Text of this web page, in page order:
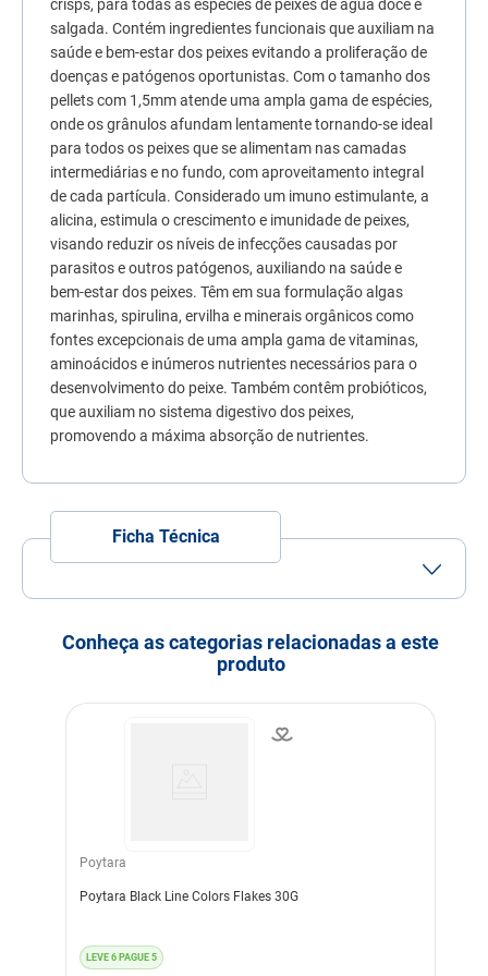
crisps, para todas as espécies de peixes de água doce e
salgada. Contém ingredientes funcionais que auxiliam na
saúde e bem-estar dos peixes evitando a proliferação de
doenças e patógenos oportunistas. Com o tamanho dos
pellets com 1,5mm atende uma ampla gama de espécies,
onde os grânulos afundam lentamente tornando-se ideal
para todos os peixes que se alimentam nas camadas
intermediárias e no fundo, com aproveitamento integral
de cada partícula. Considerado um imuno estimulante, a
alicina, estimula o crescimento e imunidade de peixes,
visando reduzir os níveis de infecções causadas por
parasitos e outros patógenos, auxiliando na saúde e
bem-estar dos peixes. Têm em sua formulação algas
marinhas, spirulina, ervilha e minerais orgânicos como
fontes excepcionais de uma ampla gama de vitaminas,
aminoácidos e inúmeros nutrientes necessários para o
desenvolvimento do peixe. Também contêm probióticos,
que auxiliam no sistema digestivo dos peixes,
promovendo a máxima absorção de nutrientes.
Ficha Técnica
Conheça as categorias relacionadas a este
produto
Poytara
Poytara Black Line Colors Flakes 30G
LEVE 6 PAGUE 5
7 º
quatree
8º
sachê gato
ração úmida
10º ração premier